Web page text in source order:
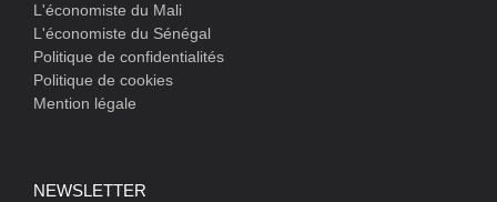
L'économiste du Mali
L'économiste du Sénégal
Politique de confidentialités
Politique de cookies
Mention légale
NEWSLETTER